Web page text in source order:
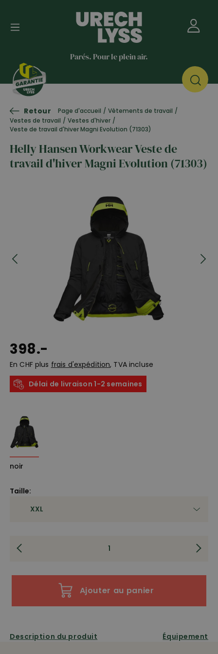
Parés. Pour le plein air.
Retour Page d'accueil / Vêtements de travail /
Vestes de travail / Vestes d'hiver /
Veste de travail d'hiver Magni Evolution (71303)
Helly Hansen Workwear Veste de
travail d'hiver Magni Evolution (71303)
398.-
En CHF plus frais d'expédition, TVA incluse
Délai de livraison 1-2 semaines
noir
Taille:
Ajouter au panier
Description du produit Équipement